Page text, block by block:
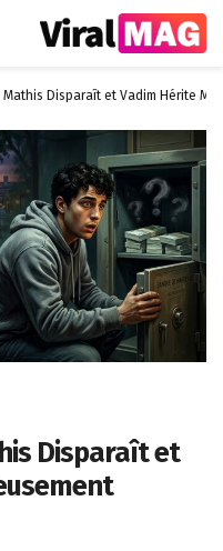
Mathis Disparaît et Vadim Hérite
Disparaît et